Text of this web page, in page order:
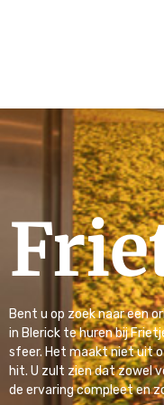
Bent u op zoek naar een
in Blerick te huren bij
sfeer. Het maakt niet uit
hit. U zult zien dat zowel
de ervaring compleet en